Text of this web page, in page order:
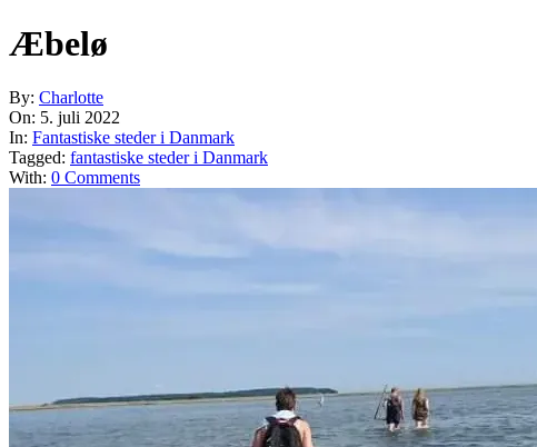
Æbelø
By: Charlotte
On: 5. juli 2022
In: Fantastiske steder i Danmark
Tagged: fantastiske steder i Danmark
With: 0 Comments